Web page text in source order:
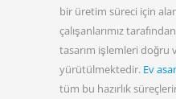
bir üretim süreci için
çalışanlarımız
tasarım işlemleri doğru
yürütülmektedir. Ev
tüm bu hazırlık